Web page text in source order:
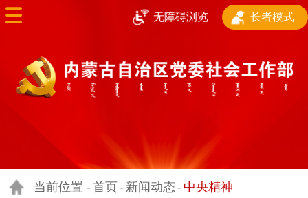
无障碍浏览 长者模式
首页
部门简介
基层治理和基层政
权建设
当前位置 -首页 - 新闻动态 - 中央精神